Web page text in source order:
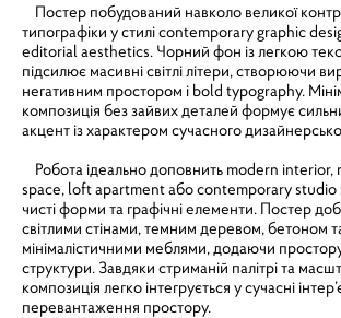
Постер побудований навколо великої
типографіки у стилі contemporary graphic
editorial aesthetics. Чорний фон із легкою
підсилює масивні світлі літери, створюючи
негативним простором і bold typography.
композиція без зайвих деталей формує
акцент із характером сучасного
Робота ідеально доповнить modern interior,
space, loft apartment або contemporary studio
чисті форми та графічні елементи. Постер
світлими стінами, темним деревом, бетоном
мінімалістичними меблями, додаючи простору
структури. Завдяки стриманій палітрі та
композиція легко інтегрується у сучасні
перевантаження простору.